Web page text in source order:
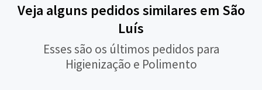
Veja alguns pedidos similares em São
Luís
Esses são os últimos pedidos para
Higienização e Polimento